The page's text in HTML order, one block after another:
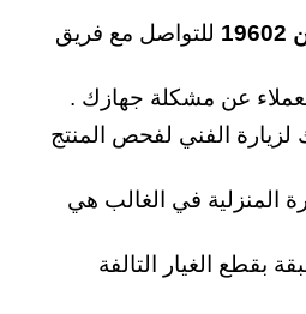
للتواصل مع فريق
عن مشكلة جهازك .
الفني لفحص المنتج
المنزلية في الغالب هي
بقطع الغيار التالفة